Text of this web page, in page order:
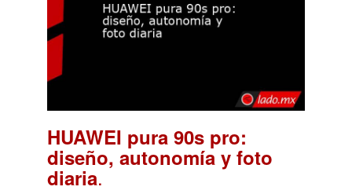
HUAWEI pura 90s pro:
diseño, autonomía y foto
diaria.